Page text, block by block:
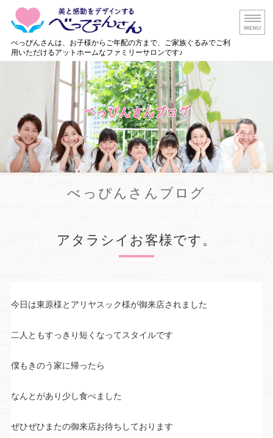
白山市の美
べっぴんさんは、お子様からご年配の方まで、ご家族ぐるみでご利
用いただけるアットホームなファミリーサロンです♪
メニュー・料金
店舗情報
出張美容サービス
べっぴんさんブログ
アタラシイお客様です。
今日は東原様とアリヤスック様が御来店されました
二人ともすっきり短くなってスタイルです
僕もきのう家に帰ったら
なんとがあり少し食べました
ぜひぜひまたの御来店お待ちしております